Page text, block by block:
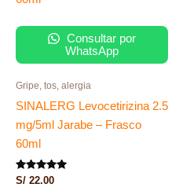
Consultar por
WhatsApp
Gripe, tos, alergia
SINALERG Levocetirizina 2.5
mg/5ml Jarabe – Frasco
60ml
Valorado
S/ 22.00